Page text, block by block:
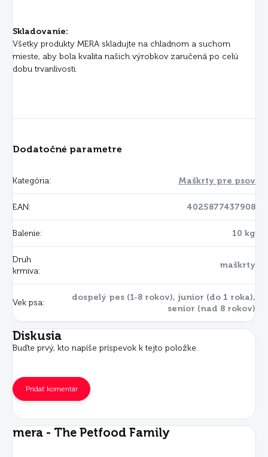
Skladovanie:
Všetky produkty MERA skladujte na chladnom a suchom
mieste, aby bola kvalita našich výrobkov zaručená po celú
dobu trvanlivosti.
Dodatočné parametre
Kategória: Maškrty pre psov
EAN: 4025877437908
Balenie: 10 kg
Druh
krmiva:
maškrty
Vek psa:
dospelý pes (1-8 rokov), junior (do 1 roka),
senior (nad 8 rokov)
Diskusia
Buďte prvý, kto napíše príspevok k tejto položke.
Pridať komentár
mera - The Petfood Family